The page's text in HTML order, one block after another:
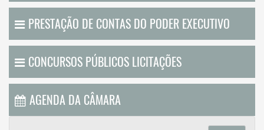
PRESTAÇÃO DE CONTAS DO PODER EXECUTIVO
CONCURSOS PÚBLICOS LICITAÇÕES
AGENDA DA CÂMARA